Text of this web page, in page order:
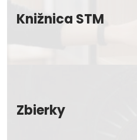
Knižnica STM
Zbierky